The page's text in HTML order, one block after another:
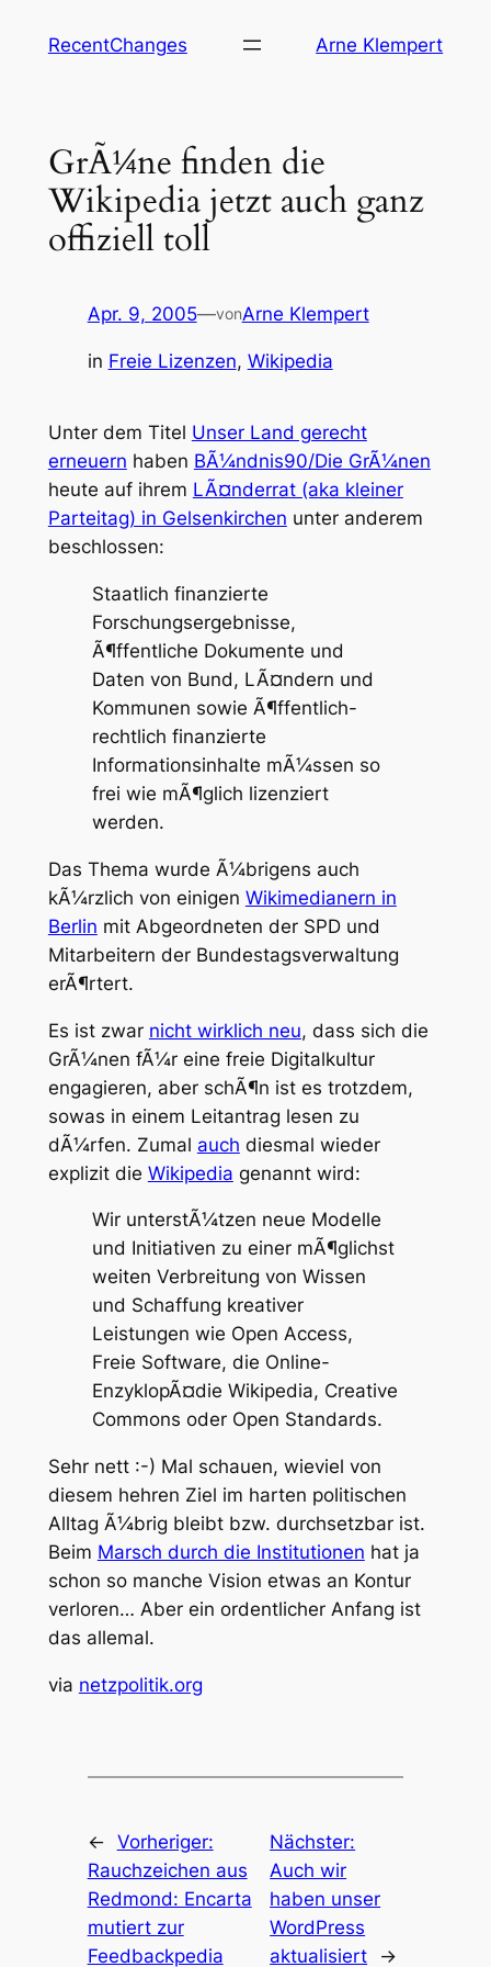
InhaltRecentChanges Arne Klempert
GrÃ¼ne finden die
Wikipedia jetzt auch ganz
offiziell toll
Apr. 9, 2005—vonArne Klempert
in Freie Lizenzen, Wikipedia
Unter dem Titel Unser Land gerecht
erneuern haben BÃ¼ndnis90/Die GrÃ¼nen
heute auf ihrem LÃ¤nderrat (aka kleiner
Parteitag) in Gelsenkirchen unter anderem
beschlossen:
Staatlich finanzierte
Forschungsergebnisse,
Ã¶ffentliche Dokumente und
Daten von Bund, LÃ¤ndern und
Kommunen sowie Ã¶ffentlich-
rechtlich finanzierte
Informationsinhalte mÃ¼ssen so
frei wie mÃ¶glich lizenziert
werden.
Das Thema wurde Ã¼brigens auch
kÃ¼rzlich von einigen Wikimedianern in
Berlin mit Abgeordneten der SPD und
Mitarbeitern der Bundestagsverwaltung
erÃ¶rtert.
Es ist zwar nicht wirklich neu, dass sich die
GrÃ¼nen fÃ¼r eine freie Digitalkultur
engagieren, aber schÃ¶n ist es trotzdem,
sowas in einem Leitantrag lesen zu
dÃ¼rfen. Zumal auch diesmal wieder
explizit die Wikipedia genannt wird:
Wir unterstÃ¼tzen neue Modelle
und Initiativen zu einer mÃ¶glichst
weiten Verbreitung von Wissen
und Schaffung kreativer
Leistungen wie Open Access,
Freie Software, die Online-
EnzyklopÃ¤die Wikipedia, Creative
Commons oder Open Standards.
Sehr nett :-) Mal schauen, wieviel von
diesem hehren Ziel im harten politischen
Alltag Ã¼brig bleibt bzw. durchsetzbar ist.
Beim Marsch durch die Institutionen hat ja
schon so manche Vision etwas an Kontur
verloren… Aber ein ordentlicher Anfang ist
das allemal.
via netzpolitik.org
← Vorheriger:
Rauchzeichen aus
Redmond: Encarta
mutiert zur
Feedbackpedia
Nächster:
Auch wir
haben unser
WordPress
aktualisiert
→